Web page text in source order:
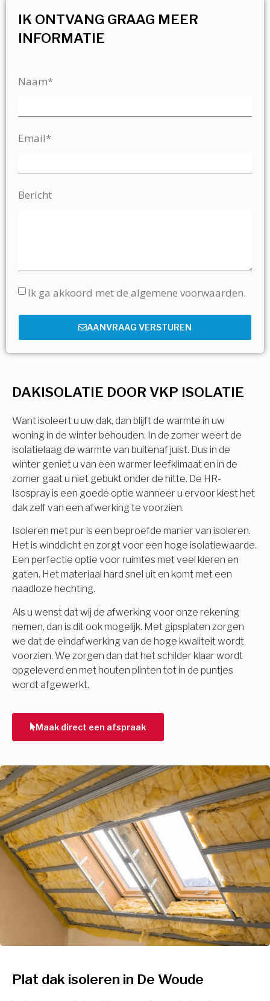
DAKISOLATIE DOOR VKP ISOLATIE
Want isoleert u uw dak, dan blijft de warmte in uw
woning in de winter behouden. In de zomer weert de
isolatielaag de warmte van buitenaf juist. Dus in de
winter geniet u van een warmer leefklimaat en in de
zomer gaat u niet gebukt onder de hitte. De HR-
Isospray is een goede optie wanneer u ervoor kiest het
dak zelf van een afwerking te voorzien.
Isoleren met pur is een beproefde manier van isoleren.
Het is winddicht en zorgt voor een hoge isolatiewaarde.
Een perfectie optie voor ruimtes met veel kieren en
gaten. Het materiaal hard snel uit en komt met een
naadloze hechting.
Als u wenst dat wij de afwerking voor onze rekening
nemen, dan is dit ook mogelijk. Met gipsplaten zorgen
we dat de eindafwerking van de hoge kwaliteit wordt
voorzien. We zorgen dan dat het schilder klaar wordt
opgeleverd en met houten plinten tot in de puntjes
wordt afgewerkt.
Maak direct een afspraak
IK ONTVANG GRAAG MEER
INFORMATIE
Naam*
Email*
Bericht
Ik ga akkoord met de algemene voorwaarden.
AANVRAAG VERSTUREN
Plat dak isoleren in De Woude